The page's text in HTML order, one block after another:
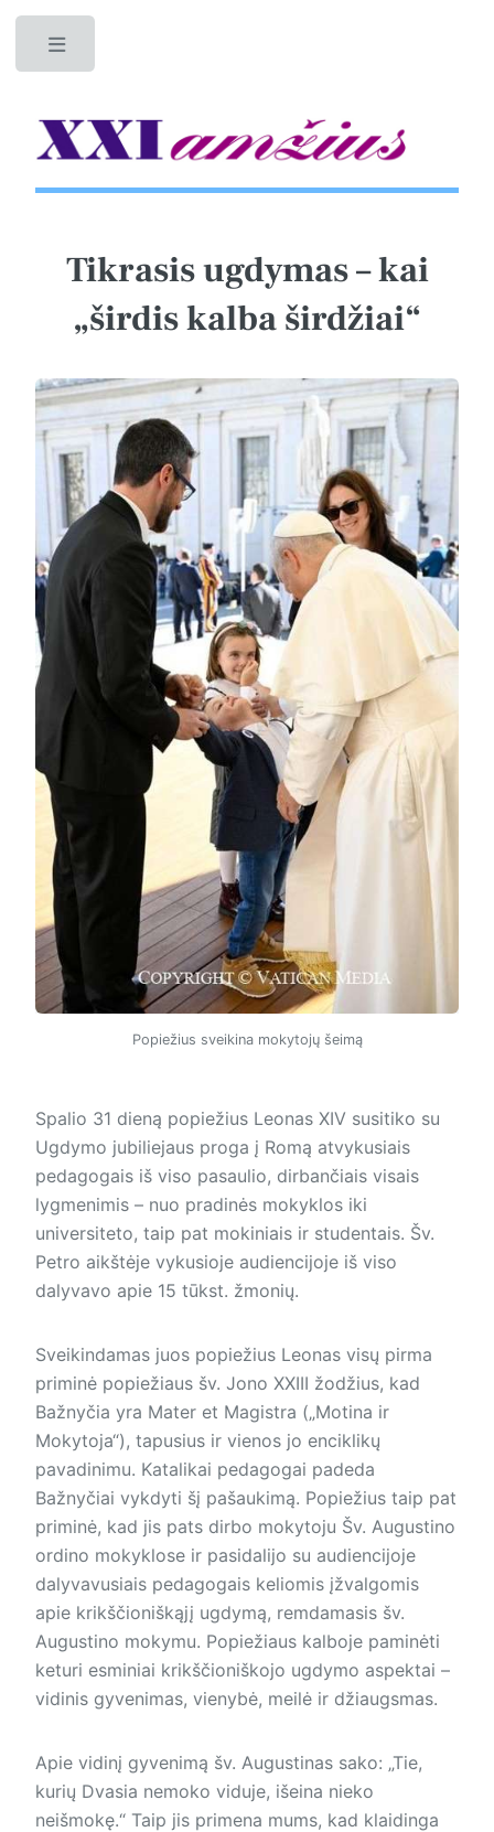
Tikrasis ugdymas – kai
„širdis kalba širdžiai“
Popiežius sveikina mokytojų šeimą
Spalio 31 dieną popiežius Leonas XIV susitiko su
Ugdymo jubiliejaus proga į Romą atvykusiais
pedagogais iš viso pasaulio, dirbančiais visais
lygmenimis – nuo pradinės mokyklos iki
universiteto, taip pat mokiniais ir studentais. Šv.
Petro aikštėje vykusioje audiencijoje iš viso
dalyvavo apie 15 tūkst. žmonių.
Sveikindamas juos popiežius Leonas visų pirma
priminė popiežiaus šv. Jono XXIII žodžius, kad
Bažnyčia yra Mater et Magistra („Motina ir
Mokytoja“), tapusius ir vienos jo enciklikų
pavadinimu. Katalikai pedagogai padeda
Bažnyčiai vykdyti šį pašaukimą. Popiežius taip pat
priminė, kad jis pats dirbo mokytoju Šv. Augustino
ordino mokyklose ir pasidalijo su audiencijoje
dalyvavusiais pedagogais keliomis įžvalgomis
apie krikščioniškąjį ugdymą, remdamasis šv.
Augustino mokymu. Popiežiaus kalboje paminėti
keturi esminiai krikščioniškojo ugdymo aspektai –
vidinis gyvenimas, vienybė, meilė ir džiaugsmas.
Apie vidinį gyvenimą šv. Augustinas sako: „Tie,
kurių Dvasia nemoko viduje, išeina nieko
neišmokę.“ Taip jis primena mums, kad klaidinga